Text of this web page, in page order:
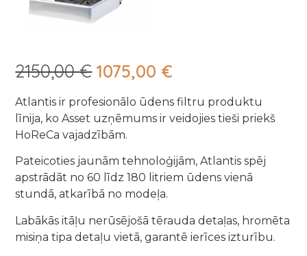
2150,00€ 1075,00 €
Atlantis ir profesionālo ūdens filtru produktu
līnija, ko Asset uzņēmums ir veidojies tieši priekš
HoReCa vajadzībām.
Pateicoties jaunām tehnoloģijām, Atlantis spēj
apstrādāt no 60 līdz 180 litriem ūdens vienā
stundā, atkarībā no modeļa.
Labākās itāļu nerūsējošā tērauda detaļas, hromēta
misiņa tipa detaļu vietā, garantē ierīces izturību.